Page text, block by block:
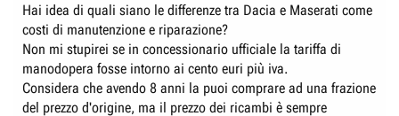
Hai idea di quali siano le differenze tra Dacia e Maserati come
costi di manutenzione e riparazione?
Non mi stupirei se in concessionario ufficiale la tariffa di
manodopera fosse intorno ai cento euri più iva.
Considera che avendo 8 anni la puoi comprare ad una frazione
del prezzo d'origine, ma il prezzo dei ricambi è sempre